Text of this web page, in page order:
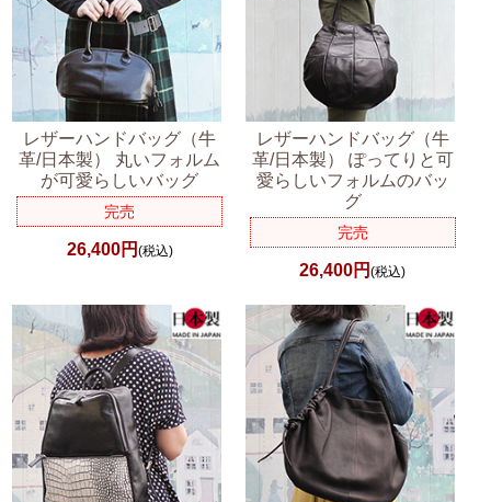
レザーハンドバッグ（牛
革/日本製） 丸いフォルム
が可愛らしいバッグ
完売
26,400円 (税込)
レザーハンドバッグ（牛
革/日本製） ぽってりと可
愛らしいフォルムのバッ
グ
完売
26,400円(税込)